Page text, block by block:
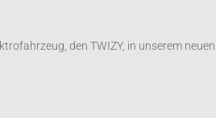
den TWIZY, in unserem neuen